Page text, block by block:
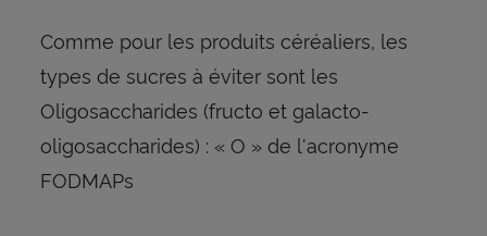
Comme pour les produits céréaliers, les
types de sucres à éviter sont les
Oligosaccharides (fructo et galacto-
oligosaccharides) : « O » de l'acronyme
FODMAPs